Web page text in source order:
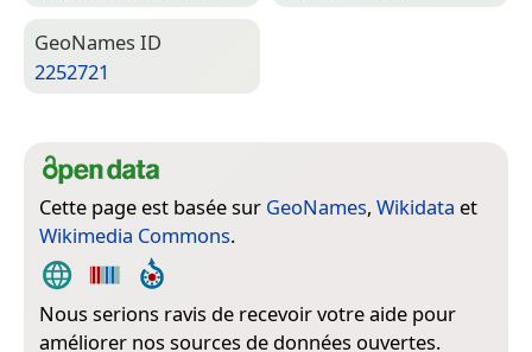
Geo­Names ID
2252721
Cette page est basée sur GeoNames, Wikidata et
Wikimedia Commons.
Nous serions ravis de recevoir votre aide pour
améliorer nos sources de données ouvertes.